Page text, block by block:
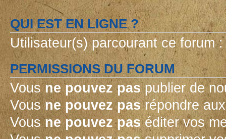
QUI EST EN LIGNE ?
Utilisateur(s) parcourant ce forum
PERMISSIONS DU FORUM
Vousne pouvez paspublier de
Vousne pouvez pasrépondre
Vousne pouvez paséditer vos